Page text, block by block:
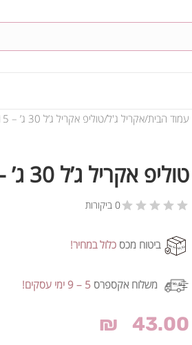
עמוד הבית אקריל ג'ל טוליפ אקריל ג’ל 30 ג’ – #015
טוליפ אקריל ג’ל 30 ג’ – #015
0 ביקורות
ביטוח מכס כלול במחיר!
משלוח אקספרס 5 – 9 ימי עסקים!
₪ 43.00